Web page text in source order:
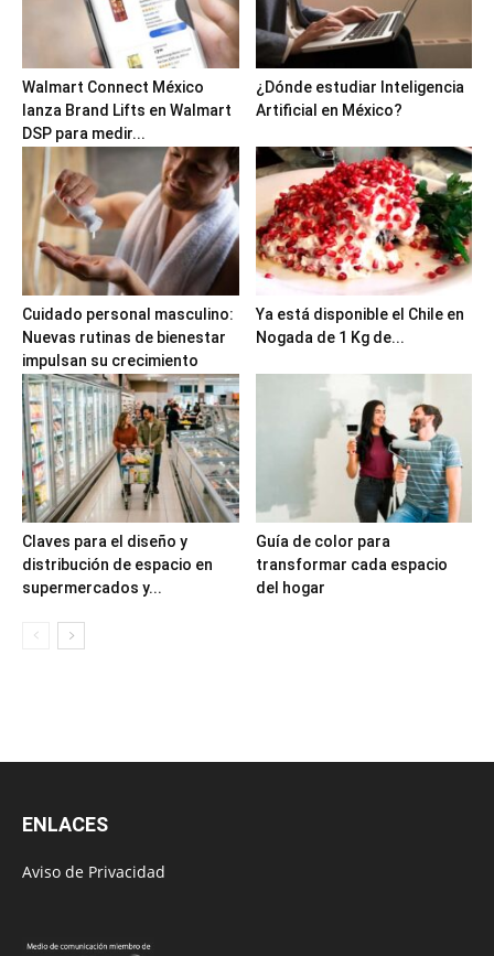
Walmart Connect México
lanza Brand Lifts en Walmart
DSP para medir...
¿Dónde estudiar Inteligencia
Artificial en México?
Cuidado personal masculino:
Nuevas rutinas de bienestar
impulsan su crecimiento
Ya está disponible el Chile en
Nogada de 1 Kg de...
Claves para el diseño y
distribución de espacio en
supermercados y...
Guía de color para
transformar cada espacio
del hogar
ENLACES
Aviso de Privacidad